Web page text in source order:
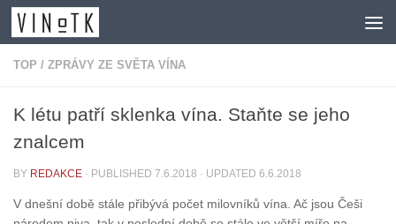
Skip to content
TOP / ZPRÁVY ZE SVĚTA VÍNA
K létu patří sklenka vína. Staňte se jeho
znalcem
BY REDAKCE · PUBLISHED 7.6.2018 · UPDATED 6.6.2018
V dnešní době stále přibývá počet milovníků vína. Ač jsou Češi